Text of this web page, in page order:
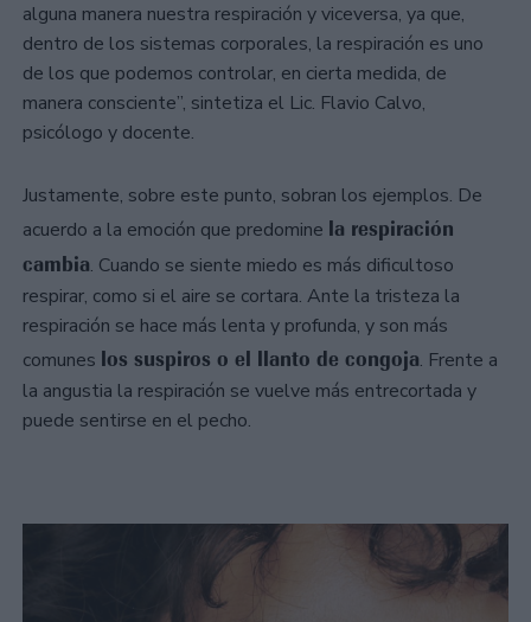
alguna manera nuestra respiración y viceversa, ya que,
dentro de los sistemas corporales, la respiración es uno
de los que podemos controlar, en cierta medida, de
manera consciente”, sintetiza el Lic. Flavio Calvo,
psicólogo y docente.
Justamente, sobre este punto, sobran los ejemplos. De
acuerdo a la emoción que predomine la respiración
cambia. Cuando se siente miedo es más dificultoso
respirar, como si el aire se cortara. Ante la tristeza la
respiración se hace más lenta y profunda, y son más
comunes los suspiros o el llanto de congoja. Frente a
la angustia la respiración se vuelve más entrecortada y
puede sentirse en el pecho.